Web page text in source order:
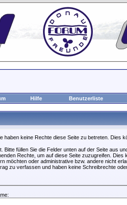
Hilfe Benutzerliste
haben keine Rechte diese Seite zu betreten. Dies
Bitte füllen Sie die Felder unten auf der Seite aus
Rechte, um auf diese Seite zuzugreifen. Dies
möchten oder administrative bzw. andere nicht
zu verfassen und haben keine Schreibrechte